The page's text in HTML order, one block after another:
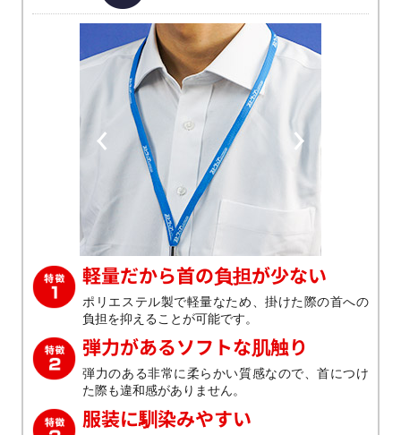
Previous Next
軽量だから首の負担が少ない
ポリエステル製で軽量なため、掛けた際の首への
負担を抑えることが可能です。
弾力があるソフトな肌触り
弾力のある非常に柔らかい質感なので、首につけ
た際も違和感がありません。
服装に馴染みやすい